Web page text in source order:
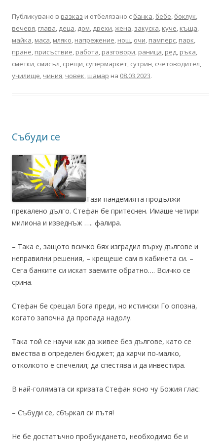
Публикувано в разказ и отбелязано с банка, бебе, боклук,
вечеря, глава, деца, дом, дрехи,жена, закуска, куче, къща,
майка, маса, мляко, напрежение, нощ, очи, памперс, парк,
пране, присъствие, работа, разговори, раница, ред, ръка,
сметки, смисъл, срещи, супермаркет, сутрин, счетоводител,
училище, чиния, човек, шамар на 08.03.2023.
Събуди се
Тази пандемията продължи
прекалено дълго. Стефан бе притеснен. Имаше четири
милиона и изведнъж ….. фалира.
– Така е, защото всичко бях изградил върху дългове и
неправилни решения, – крещеше сам в кабинета си. –
Сега банките си искат заемите обратно…. Всичко се
срина.
Стефан бе срещал Бога преди, но истински Го опозна,
когато започна да пропада надолу.
Така той се научи как да живее без дългове, като се
вмества в определен бюджет; да харчи по-малко,
отколкото е спечелил; да спестява и да инвестира.
В най-голямата си кризата Стефан ясно чу Божия глас:
– Събуди се, сбъркал си пътя!
Не бе достатъчно пробуждането, необходимо бе и